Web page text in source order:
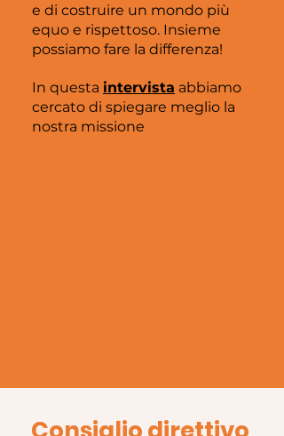
e di costruire un mondo più
equo e rispettoso. Insieme
possiamo fare la differenza!
In questa intervista abbiamo
cercato di spiegare meglio la
nostra missione